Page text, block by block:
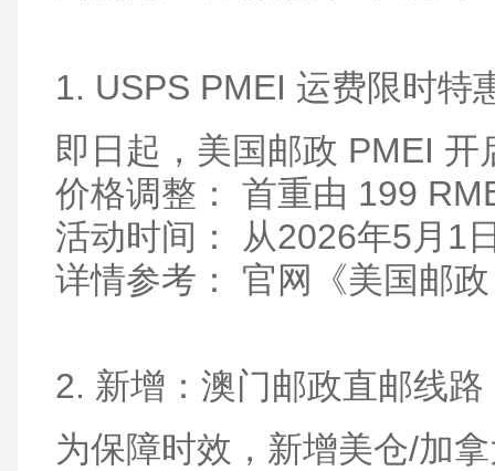
1. USPS PMEI 运费限时特
即日起，美国邮政 PMEI 开
价格调整： 首重由 199
活动时间： 从2026年5月1
详情参考： 官网《美国邮
2. 新增：澳门邮政直邮线路
为保障时效，新增美仓/加